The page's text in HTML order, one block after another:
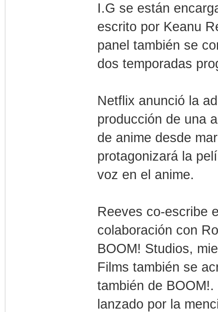
I.G se están
escrito por Keanu
panel también se
dos temporadas
Netflix anunció la
producción de una
de anime desde
protagonizará la
voz en el anime.
Reeves co-escribe
colaboración con
BOOM! Studios,
Films también se
también de
lanzado por la